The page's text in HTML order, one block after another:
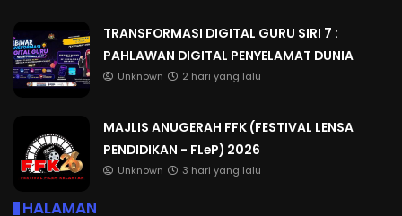
TRANSFORMASI DIGITAL GURU SIRI 7 :
PAHLAWAN DIGITAL PENYELAMAT DUNIA
Unknown 2 hari yang lalu
MAJLIS ANUGERAH FFK (FESTIVAL LENSA
PENDIDIKAN - FLeP) 2026
Unknown 3 hari yang lalu
HALAMAN